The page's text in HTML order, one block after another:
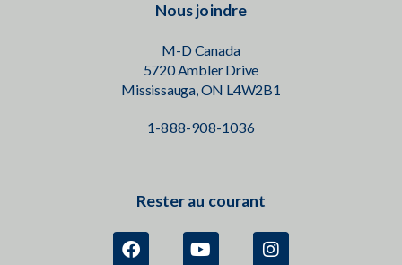
Nous joindre
M-D Canada
5720 Ambler Drive
Mississauga, ON L4W2B1
1-888-908-1036
Rester au courant